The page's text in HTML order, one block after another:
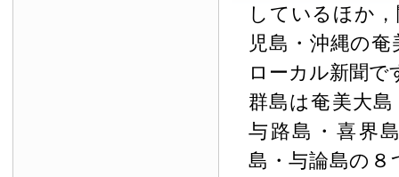
しているほか
児島・沖縄の
ローカル新聞で
群島は奄美大
与路島・喜界
島・与論島の